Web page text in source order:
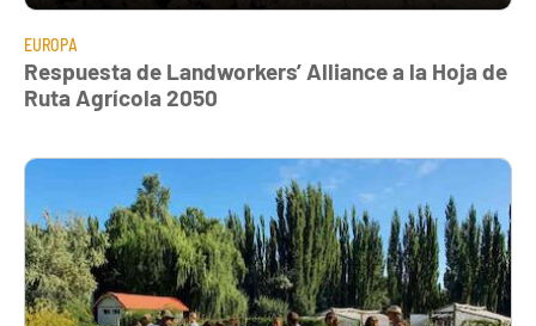
EUROPA
Respuesta de Landworkers’ Alliance a la Hoja de
Ruta Agrícola 2050